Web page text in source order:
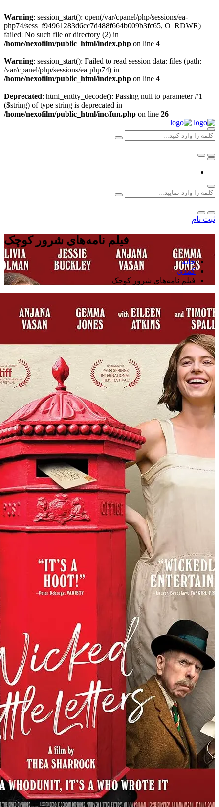
Warning: session_start(): open(/var/cpanel/php/sessions/ea-
php74/sess_f94961283d6cc7d488f664b009b3fc65, O_RDWR)
failed: No such file or directory (2) in
/home/nexofilm/public_html/index.php on line 4
Warning: session_start(): Failed to read session data: files (path:
/var/cpanel/php/sessions/ea-php74) in
/home/nexofilm/public_html/index.php on line 4
Deprecated: html_entity_decode(): Passing null to parameter #1
($string) of type string is deprecated in
/home/nexofilm/public_html/inc/fun.php on line 26
ثبت نام
فیلم نامه‌های شرور کوچک
خانه
کمدی
فیلم نامه‌های شرور کوچک